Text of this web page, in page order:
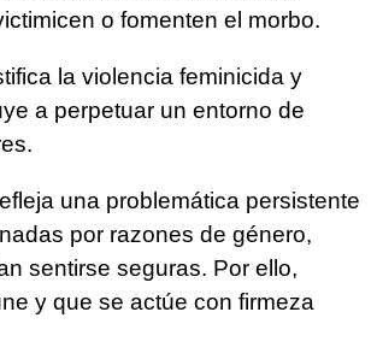
o fomenten el morbo.
la violencia feminicida y
a perpetuar un entorno de
una problemática persistente
por razones de género,
sentirse seguras. Por ello,
y que se actúe con firmeza